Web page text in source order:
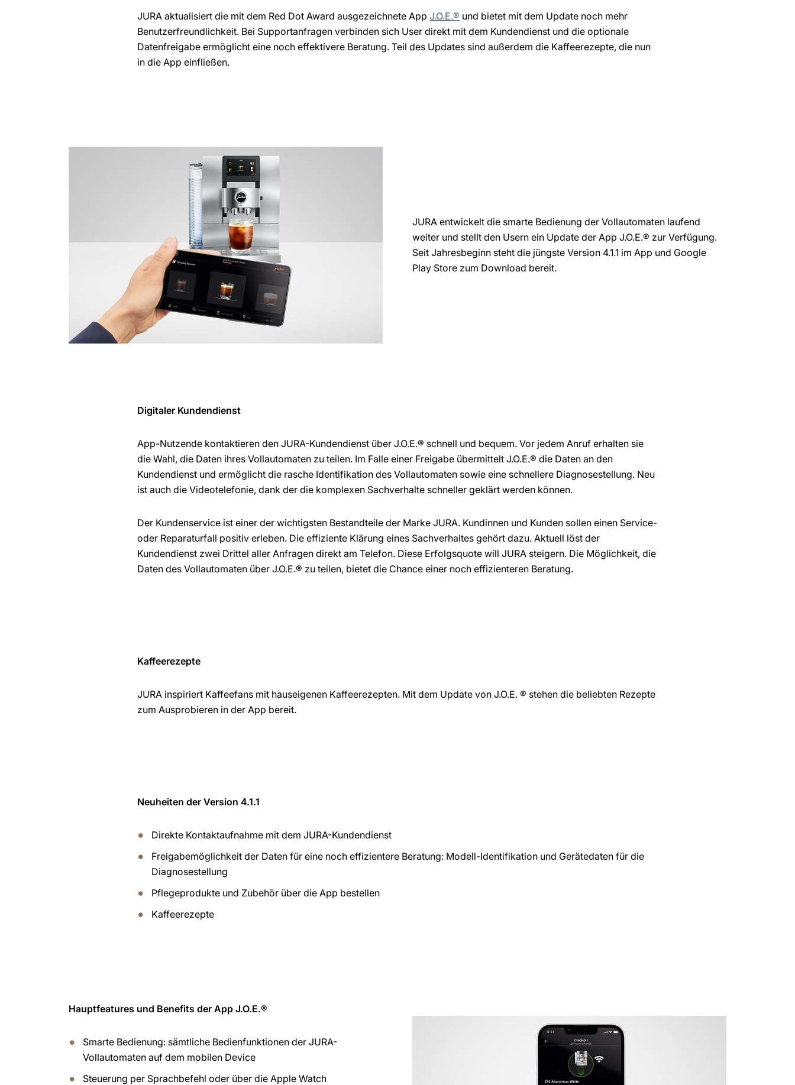
JURA aktualisiert die mit dem Red Dot Award ausgezeichnete AppJ.O.E.® und bietet mit dem Update noch mehr
Benutzerfreundlichkeit. Bei Supportanfragen verbinden sich User direkt mit dem Kundendienst und die optionale
Datenfreigabe ermöglicht eine noch effektivere Beratung. Teil des Updates sind außerdem die Kaffeerezepte, die nun
in die App einfließen.
JURA entwickelt die smarte Bedienung der Vollautomaten laufend
weiter und stellt den Usern ein Update der App J.O.E.® zur Verfügung.
Seit Jahresbeginn steht die jüngste Version 4.1.1 im App und Google
Play Store zum Download bereit.
Digitaler Kundendienst
App-Nutzende kontaktieren den JURA-Kundendienst über J.O.E.® schnell und bequem. Vor jedem Anruf erhalten sie
die Wahl, die Daten ihres Vollautomaten zu teilen. Im Falle einer Freigabe übermittelt J.O.E.® die Daten an den
Kundendienst und ermöglicht die rasche Identifikation des Vollautomaten sowie eine schnellere Diagnosestellung. Neu
ist auch die Videotelefonie, dank der die komplexen Sachverhalte schneller geklärt werden können.
Der Kundenservice ist einer der wichtigsten Bestandteile der Marke JURA. Kundinnen und Kunden sollen einen Service-
oder Reparaturfall positiv erleben. Die effiziente Klärung eines Sachverhaltes gehört dazu. Aktuell löst der
Kundendienst zwei Drittel aller Anfragen direkt am Telefon. Diese Erfolgsquote will JURA steigern. Die Möglichkeit, die
Daten des Vollautomaten über J.O.E.® zu teilen, bietet die Chance einer noch effizienteren Beratung.
Kaffeerezepte
JURA inspiriert Kaffeefans mit hauseigenen Kaffeerezepten. Mit dem Update von J.O.E. ® stehen die beliebten Rezepte
zum Ausprobieren in der App bereit.
Neuheiten der Version 4.1.1
Direkte Kontaktaufnahme mit dem JURA-Kundendienst
Freigabemöglichkeit der Daten für eine noch effizientere Beratung: Modell-Identifikation und Gerätedaten für die
Diagnosestellung
Pflegeprodukte und Zubehör über die App bestellen
Kaffeerezepte
Hauptfeatures und Benefits der App J.O.E.®
Smarte Bedienung: sämtliche Bedienfunktionen der JURA-
Vollautomaten auf dem mobilen Device
Steuerung per Sprachbefehl oder über die Apple Watch